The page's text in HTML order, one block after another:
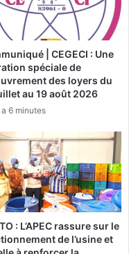
| CEGECI : Une
spéciale de
des loyers du
au 19 août 2026
6 minutes
: L’APEC rassure sur le
de l’usine et